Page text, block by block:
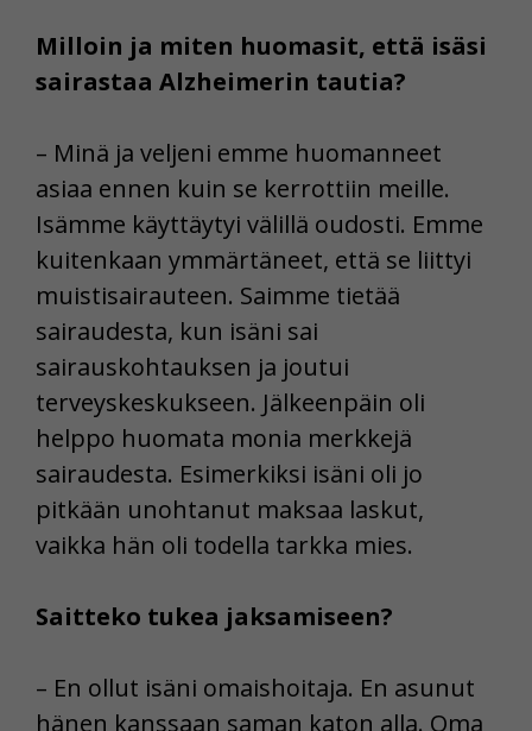
Milloin ja miten huomasit, että isäsi
sairastaa Alzheimerin tautia?
– Minä ja veljeni emme huomanneet
asiaa ennen kuin se kerrottiin meille.
Isämme käyttäytyi välillä oudosti. Emme
kuitenkaan ymmärtäneet, että se liittyi
muistisairauteen. Saimme tietää
sairaudesta, kun isäni sai
sairauskohtauksen ja joutui
terveyskeskukseen. Jälkeenpäin oli
helppo huomata monia merkkejä
sairaudesta. Esimerkiksi isäni oli jo
pitkään unohtanut maksaa laskut,
vaikka hän oli todella tarkka mies.
Saitteko tukea jaksamiseen?
– En ollut isäni omaishoitaja. En asunut
hänen kanssaan saman katon alla. Oma